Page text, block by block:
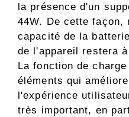
la présence d'un
44W. De cette façon,
capacité de la
de l'appareil restera
La fonction de
éléments qui
l'expérience
très important, en